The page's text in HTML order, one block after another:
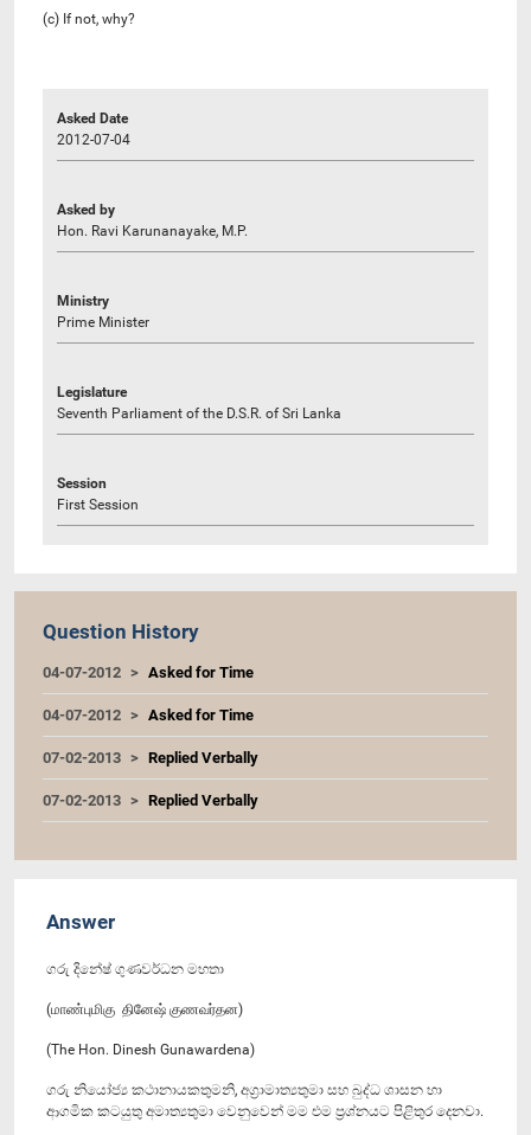
(c) If not, why?
Asked Date
2012-07-04
Asked by
Hon. Ravi Karunanayake, M.P.
Ministry
Prime Minister
Legislature
Seventh Parliament of the D.S.R. of Sri Lanka
Session
First Session
Question History
04-07-2012 Asked for Time
04-07-2012 Asked for Time
07-02-2013 Replied Verbally
07-02-2013 Replied Verbally
Answer
ගරු දිනේෂ් ගුණවර්ධන මහතා
(மாண்புமிகு தினேஷ் குணவர்தன)
(The Hon. Dinesh Gunawardena)
ගරු නියෝජ්‍ය කථානායකතුමනි, අග්‍රාමාත්‍යතුමා සහ බුද්ධ ශාසන හා
ආගමික කටයුතු අමාත්‍යතුමා වෙනුවෙන් මම එම ප්‍රශ්නයට පිළිතුර දෙනවා.